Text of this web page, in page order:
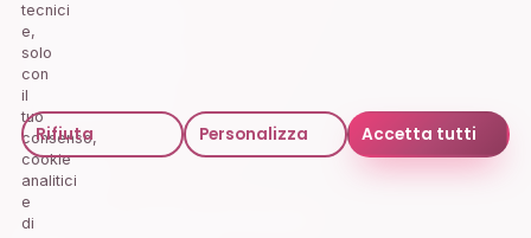
Ecodoppler Carotidi
Visita Dermatologica
Screening Prostata
Contatti
Prenotazioni · Numero verde gratuito
tecnici
e,
solo
con
il
tuo
consenso,
cookie
analitici
e
di
Rifiuta Personalizza Accetta tutti